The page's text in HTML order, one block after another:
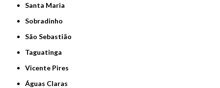
Santa Maria
Sobradinho
São Sebastião
Taguatinga
Vicente Pires
Águas Claras